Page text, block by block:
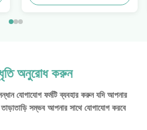
অনুরোধ করুন
যোগাযোগ ফর্মটি ব্যবহার করুন যদি আপনার
সম্ভব আপনার সাথে যোগাযোগ করবে